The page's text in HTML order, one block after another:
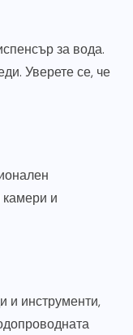
за вода.
Уверете се, че
камери и
и инструменти,